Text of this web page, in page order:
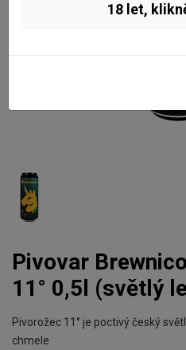
Pivovar Brewnicorn - Pivorožec
11° 0,5l (světlý
Pivorožec 11° je poctivý český
chmele
18 let,